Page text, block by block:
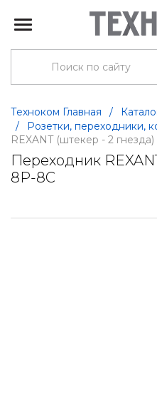
Техноком Главная /
/
Розетки, переходники,
REXANT (штекер - 2
Переходник
8P-8C